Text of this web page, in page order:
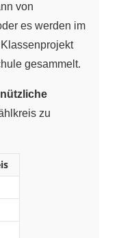
von
es werden im
gesammelt.
nützliche
zu